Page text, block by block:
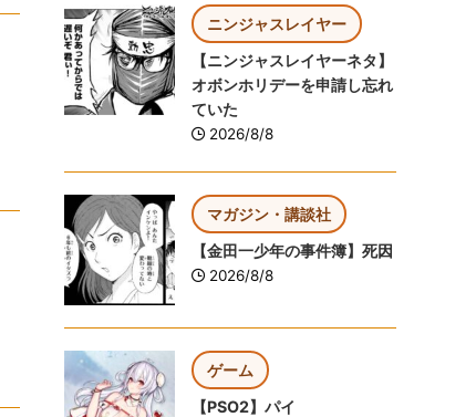
ニンジャスレイヤー
【ニンジャスレイヤーネタ】
オボンホリデーを申請し忘れ
ていた
2026/8/8
マガジン・講談社
【金田一少年の事件簿】死因
2026/8/8
ゲーム
【PSO2】パイ